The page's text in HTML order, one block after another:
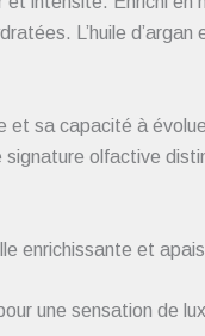
L’huile d’argan
et sa capacité à
olfactive
enrichissante et
une sensation de